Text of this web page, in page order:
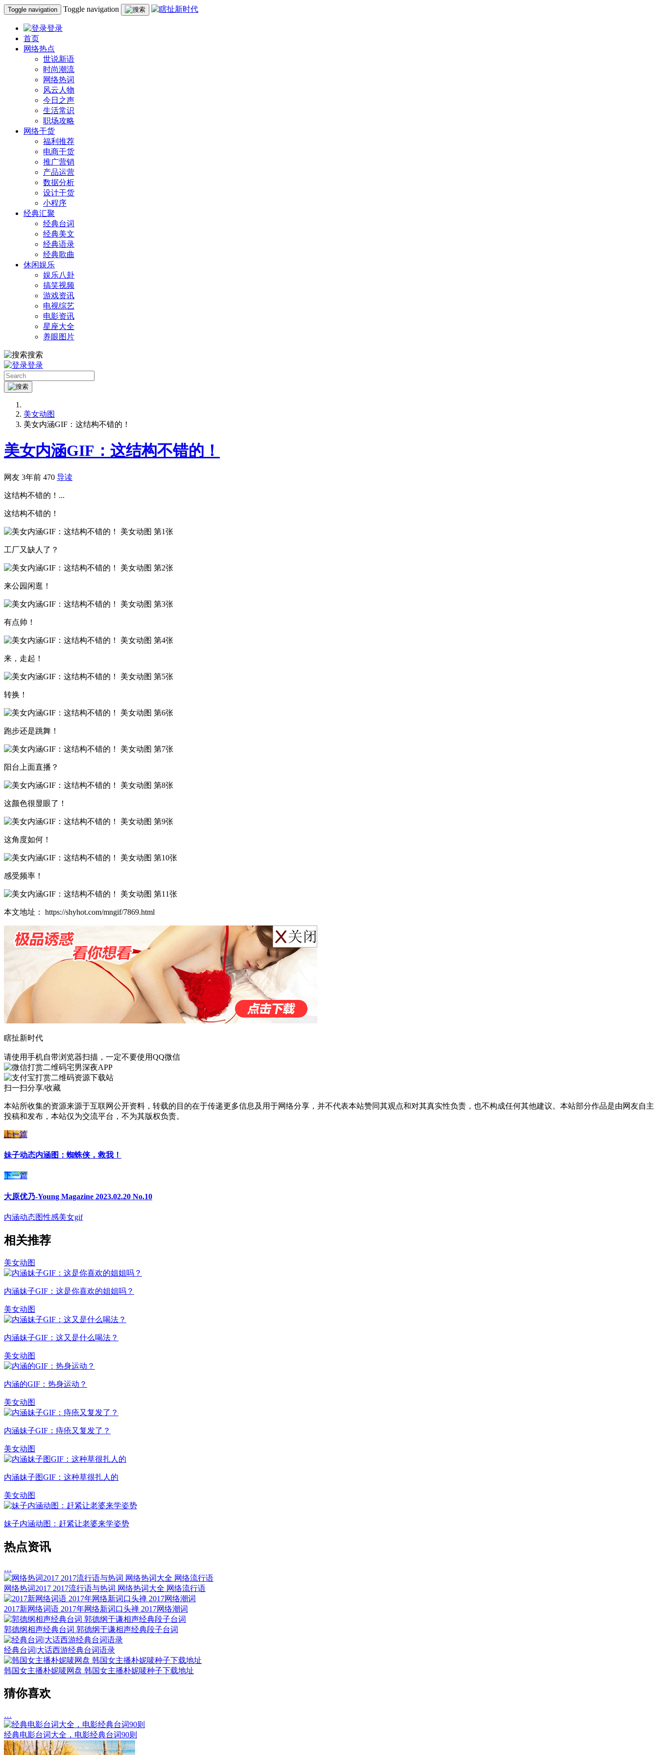
Toggle navigation Toggle navigation
登录
首页
网络热点
世说新语
时尚潮流
网络热词
风云人物
今日之声
生活常识
职场攻略
网络干货
福利推荐
电商干货
推广营销
产品运营
数据分析
设计干货
小程序
经典汇聚
经典台词
经典美文
经典语录
经典歌曲
休闲娱乐
娱乐八卦
搞笑视频
游戏资讯
电视综艺
电影资讯
星座大全
养眼图片
搜索
登录
美女动图
美女内涵GIF：这结构不错的！
美女内涵GIF：这结构不错的！
网友 3年前 470 导读
这结构不错的！...
这结构不错的！
工厂又缺人了？
来公园闲逛！
有点帅！
来，走起！
转换！
跑步还是跳舞！
阳台上面直播？
这颜色很显眼了！
这角度如何！
感受频率！
本文地址： https://shyhot.com/mngif/7869.html
瞎扯新时代
请使用手机自带浏览器扫描，一定不要使用QQ微信
宅男深夜APP
资源下载站
扫一扫分享/收藏
本站所收集的资源来源于互联网公开资料，转载的目的在于传递更多信息及用于网络分享，并不代表本站赞同其观点和对其真实性负责，也不构成任何其他建议。本站部分作品是由网友自主
投稿和发布，本站仅为交流平台，不为其版权负责。
上一篇
妹子动态内涵图：蜘蛛侠，救我！
下一篇
大原优乃-Young Magazine 2023.02.20 No.10
内涵动态图性感美女gif
相关推荐
美女动图
内涵妹子GIF：这是你喜欢的姐姐吗？
美女动图
内涵妹子GIF：这又是什么喝法？
美女动图
内涵的GIF：热身运动？
美女动图
内涵妹子GIF：痔疮又复发了？
美女动图
内涵妹子图GIF：这种草很扎人的
美女动图
妹子内涵动图：赶紧让老婆来学姿势
热点资讯
…
网络热词2017 2017流行语与热词 网络热词大全 网络流行语
2017新网络词语 2017年网络新词口头禅 2017网络潮词
郭德纲相声经典台词 郭德纲于谦相声经典段子台词
经典台词|大话西游经典台词语录
韩国女主播朴妮唛网盘 韩国女主播朴妮唛种子下载地址
猜你喜欢
…
经典电影台词大全，电影经典台词90则